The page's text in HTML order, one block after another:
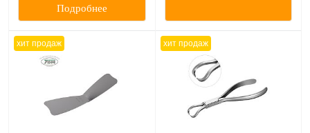
Подробнее
хит продаж хит продаж